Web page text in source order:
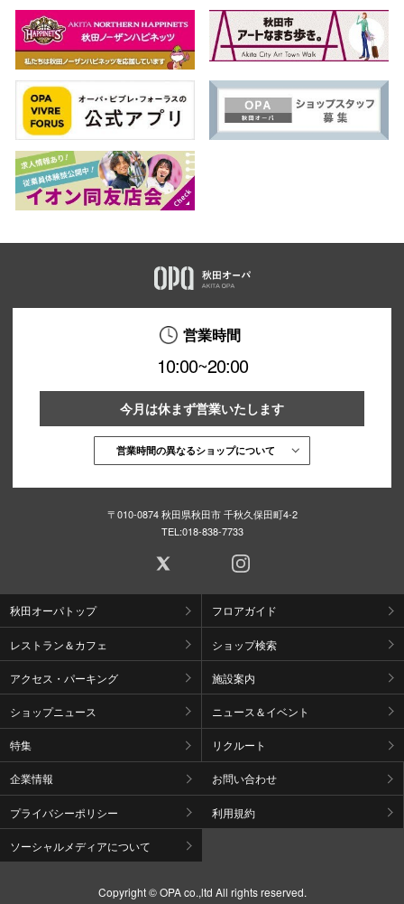
営業時間
10:00~20:00
今月は休まず営業いたします
営業時間の異なるショップについて
〒010-0874 秋田県秋田市 千秋久保田町4-2
TEL:018-838-7733
秋田オーパトップ フロアガイド
レストラン＆カフェ ショップ検索
アクセス・パーキング 施設案内
ショップニュース ニュース＆イベント
特集 リクルート
企業情報 お問い合わせ
プライバシーポリシー 利用規約
ソーシャルメディアについて
Copyright © OPA co.,ltd All rights reserved.